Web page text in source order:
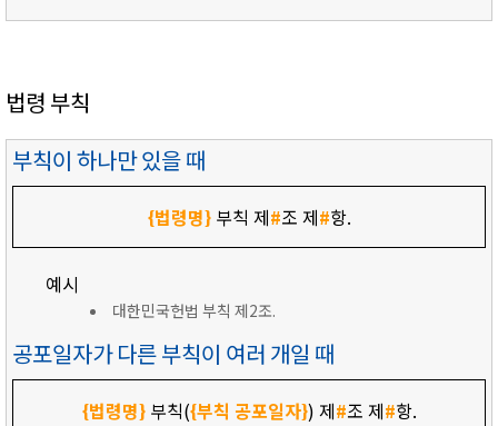
법령 부칙
부칙이 하나만 있을 때
{법령명}부칙 제#조 제#항.
예시
대한민국헌법 부칙 제2조.
공포일자가 다른 부칙이 여러 개일 때
{법령명}부칙({부칙 공포일자}) 제#조 제#항.